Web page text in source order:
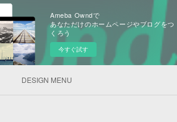
Ameba Owndで
あなただけのホームページやブログをつ
くろう
今すぐ試す
DESIGN MENU